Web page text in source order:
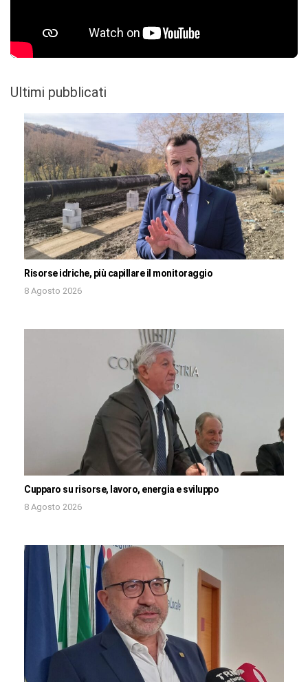
Ultimi pubblicati
Risorse idriche, più capillare il monitoraggio
8 Agosto 2026
Cupparo su risorse, lavoro, energia e sviluppo
8 Agosto 2026